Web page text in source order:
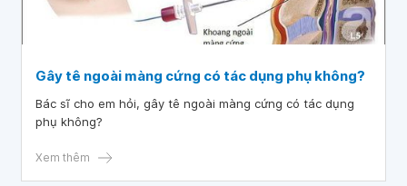
Gây tê ngoài màng cứng có tác dụng phụ không?
Bác sĩ cho em hỏi, gây tê ngoài màng cứng có tác dụng
phụ không?
Xem thêm